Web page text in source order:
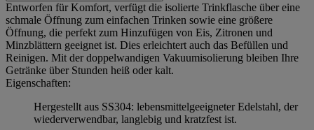
Entworfen für Komfort, verfügt die isolierte Trinkflasche über eine
schmale Öffnung zum einfachen Trinken sowie eine größere
Öffnung, die perfekt zum Hinzufügen von Eis, Zitronen und
Minzblättern geeignet ist. Dies erleichtert auch das Befüllen und
Reinigen. Mit der doppelwandigen Vakuumisolierung bleiben Ihre
Getränke über Stunden heiß oder kalt.
Eigenschaften:
Hergestellt aus SS304: lebensmittelgeeigneter Edelstahl, der
wiederverwendbar, langlebig und kratzfest ist.